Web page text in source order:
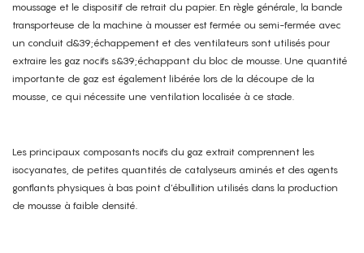
moussage et le dispositif de retrait du papier. En règle générale, la bande
transporteuse de la machine à mousser est fermée ou semi-fermée avec
un conduit d&39;échappement et des ventilateurs sont utilisés pour
extraire les gaz nocifs s&39;échappant du bloc de mousse. Une quantité
importante de gaz est également libérée lors de la découpe de la
mousse, ce qui nécessite une ventilation localisée à ce stade.
Les principaux composants nocifs du gaz extrait comprennent les
isocyanates, de petites quantités de catalyseurs aminés et des agents
gonflants physiques à bas point d’ébullition utilisés dans la production
de mousse à faible densité.